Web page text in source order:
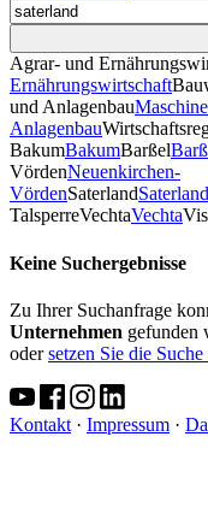
Agrar- und
Ernährungswirtschaft
und Anlagenbau
Anlagenbau
BakumBakumBarßel
VördenNeuenkirchen-
VördenSaterlandSaterland
TalsperreVechtaVechta
Keine Suchergebnisse
Zu Ihrer Suchanfrage
Unternehmen gefunden
odersetzen Sie die
Kontakt · Impressum ·